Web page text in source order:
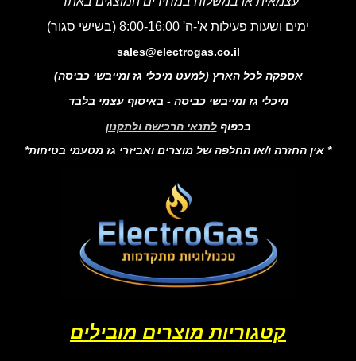
ימים ושעות פעילות א'-ה' 8:00-16:00 (בשישי סגור)
sales@electrogas.co.il
אספקה לכל הארץ (למעט מיכלי גז ומייבשי כביסה)
מיכלי גז ומייבשי כביסה - באיסוף עצמי בלבד
בכפוף לתנאי הרכישה ולתקנון
* אין החזרה ו/או החלפה של מוצרים ואביזרי גז מטעמי בטיחות*
קטגוריות מוצרים מובילים